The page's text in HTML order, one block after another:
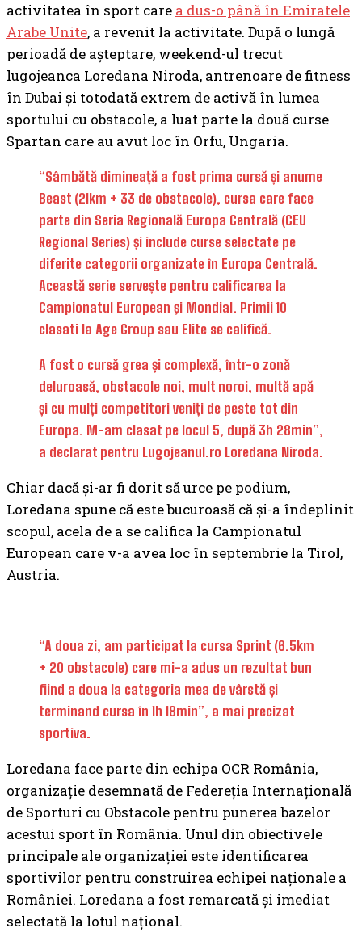
activitatea în sport care a dus-o până în Emiratele
Arabe Unite, a revenit la activitate. După o lungă
perioadă de așteptare, weekend-ul trecut
lugojeanca Loredana Niroda, antrenoare de fitness
în Dubai și totodată extrem de activă în lumea
sportului cu obstacole, a luat parte la două curse
Spartan care au avut loc în Orfu, Ungaria.
“Sâmbătă dimineață a fost prima cursă și anume
Beast (21km + 33 de obstacole), cursa care face
parte din Seria Regională Europa Centrală (CEU
Regional Series) și include curse selectate pe
diferite categorii organizate în Europa Centrală.
Această serie servește pentru calificarea la
Campionatul European şi Mondial. Primii 10
clasati la Age Group sau Elite se califică.
A fost o cursă grea și complexă, într-o zonă
deluroasă, obstacole noi, mult noroi, multă apă
și cu mulți competitori veniți de peste tot din
Europa. M-am clasat pe locul 5, după 3h 28min”,
a declarat pentru Lugojeanul.ro Loredana Niroda.
Chiar dacă și-ar fi dorit să urce pe podium,
Loredana spune că este bucuroasă că și-a îndeplinit
scopul, acela de a se califica la Campionatul
European care v-a avea loc în septembrie la Tirol,
Austria.
“A doua zi, am participat la cursa Sprint (6.5km
+ 20 obstacole) care mi-a adus un rezultat bun
fiind a doua la categoria mea de vârstă și
terminand cursa în 1h 18min”, a mai precizat
sportiva.
Loredana face parte din echipa OCR România,
organizație desemnată de Federeția Internațională
de Sporturi cu Obstacole pentru punerea bazelor
acestui sport în România. Unul din obiectivele
principale ale organizației este identificarea
sportivilor pentru construirea echipei naționale a
României. Loredana a fost remarcată și imediat
selectată la lotul național.